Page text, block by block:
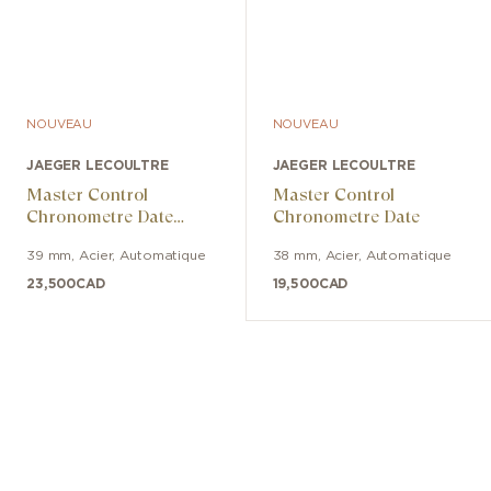
NOUVEAU
JAEGER LECOULTRE
Master Control
Chronometre Date
39 mm Acier, Automatique
23,500CAD
NOUVEAU
JAEGER LECOULTRE
Master Control
Chronometre Date
38 mm Acier, Automatique
19,500CAD